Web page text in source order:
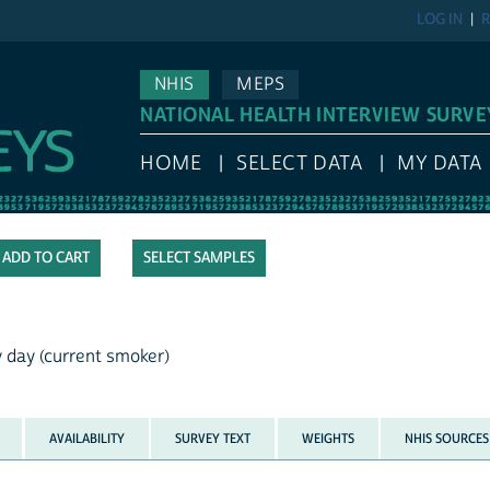
LOG IN
NHIS
MEPS
NATIONAL HEALTH INTERVIEW
HOME SELECT DATA MY DATA
SELECT SAMPLES
(current smoker)
AVAILABILITY SURVEY TEXT WEIGHTS NHIS SOURCES